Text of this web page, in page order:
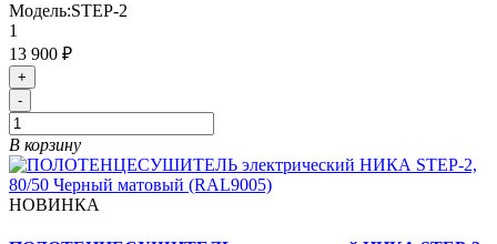
Модель:STEP-2
1
13 900 ₽
+
-
В корзину
НОВИНКА